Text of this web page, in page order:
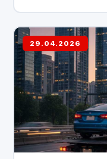
29.04.2026